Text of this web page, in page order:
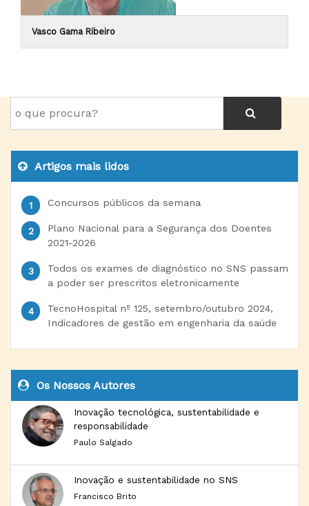
Vasco Gama Ribeiro
Artigos mais lidos
Concursos públicos da semana
Plano Nacional para a Segurança dos Doentes
2021-2026
Todos os exames de diagnóstico no SNS passam
a poder ser prescritos eletronicamente
TecnoHospital nº 125, setembro/outubro 2024,
Indicadores de gestão em engenharia da saúde
Os Nossos Autores
Inovação tecnológica, sustentabilidade e
responsabilidade
Paulo Salgado
Inovação e sustentabilidade no SNS
Francisco Brito